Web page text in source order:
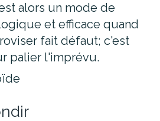
alors un mode de
et efficace quand
fait défaut; c'est
palier l'imprévu.